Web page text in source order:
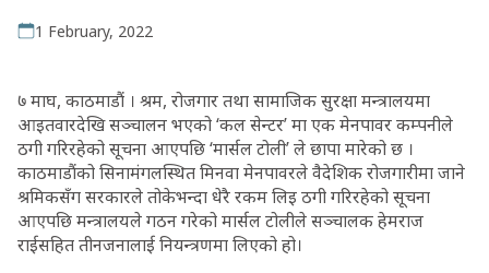
1 February, 2022
७ माघ, काठमाडौं । श्रम, रोजगार तथा सामाजिक सुरक्षा मन्त्रालयमा
आइतवारदेखि सञ्चालन भएको ‘कल सेन्टर’ मा एक मेनपावर कम्पनीले
ठगी गरिरहेको सूचना आएपछि ‘मार्सल टोली’ ले छापा मारेको छ ।
काठमाडौंको सिनामंगलस्थित मिनवा मेनपावरले वैदेशिक रोजगारीमा जाने
श्रमिकसँग सरकारले तोकेभन्दा धेरै रकम लिइ ठगी गरिरहेको सूचना
आएपछि मन्त्रालयले गठन गरेको मार्सल टोलीले सञ्चालक हेमराज
राईसहित तीनजनालाई नियन्त्रणमा लिएको हो।